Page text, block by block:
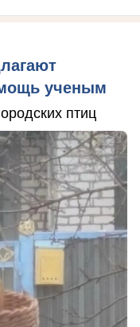
ученым
птиц